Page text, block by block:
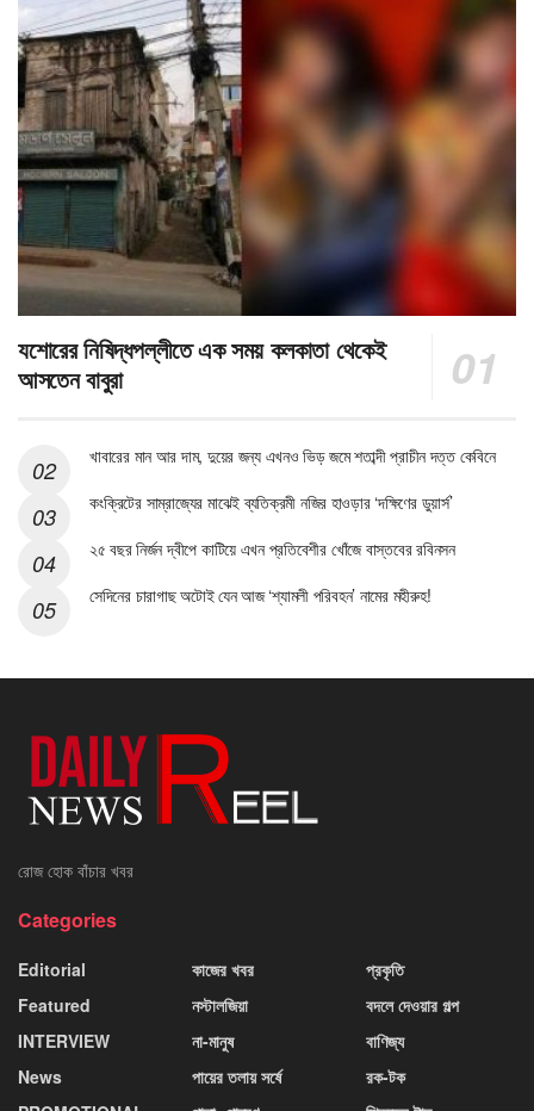
যশোরের নিষিদ্ধপল্লীতে এক সময় কলকাতা থেকেই
আসতেন বাবুরা
খাবারের মান আর দাম, দুয়ের জন্য এখনও ভিড় জমে শতাব্দী প্রাচীন দত্ত কেবিনে
কংক্রিটের সাম্রাজ্যের মাঝেই ব্যতিক্রমী নজির হাওড়ার ‘দক্ষিণের ডুয়ার্স’
২৫ বছর নির্জন দ্বীপে কাটিয়ে এখন প্রতিবেশীর খোঁজে বাস্তবের রবিনসন
সেদিনের চারাগাছ অটোই যেন আজ ‘শ্যামলী পরিবহন’ নামের মহীরুহ!
রোজ হোক বাঁচার খবর
Categories
Editorial
Featured
INTERVIEW
News
কাজের খবর
নস্টালজিয়া
না-মানুষ
পায়ের তলায় সর্ষে
প্রকৃতি
বদলে দেওয়ার গল্প
বাণিজ্য
রক-টক